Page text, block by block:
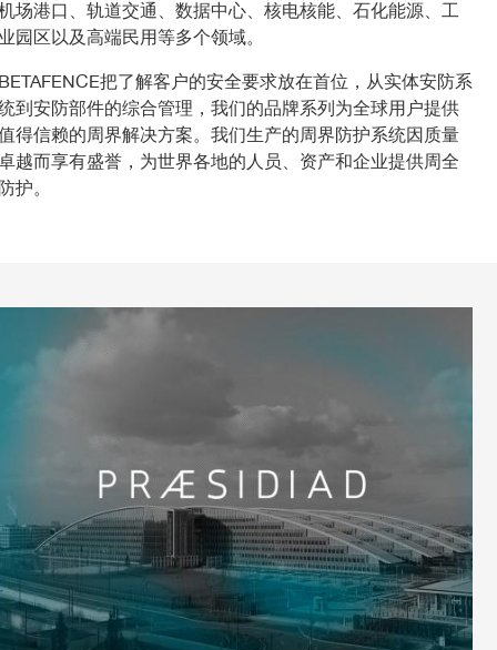
场港口、轨道交通、数据中心、核电核能、石化能源、工
园区以及高端民用等多个领域。
把了解客户的安全要求放在首位，从实体安防系
到安防部件的综合管理，我们的品牌系列为全球用户提供
得信赖的周界解决方案。我们生产的周界防护系统因质量
越而享有盛誉，为世界各地的人员、资产和企业提供周全
护。